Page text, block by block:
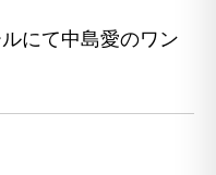
にて中島愛のワン